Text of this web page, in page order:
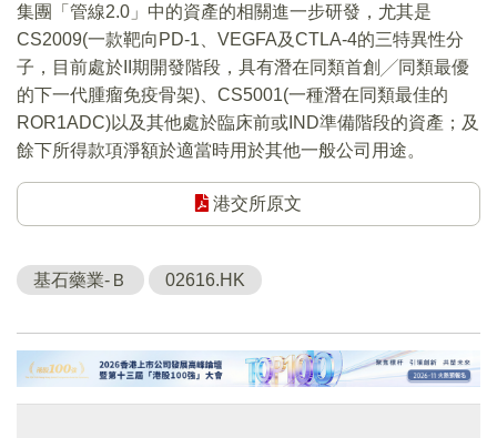
集團「管線2.0」中的資產的相關進一步研發，尤其是
CS2009(一款靶向PD-1、VEGFA及CTLA-4的三特異性分
子，目前處於II期開發階段，具有潛在同類首創╱同類最優
的下一代腫瘤免疫骨架)、CS5001(一種潛在同類最佳的
ROR1ADC)以及其他處於臨床前或IND準備階段的資產；及
餘下所得款項淨額於適當時用於其他一般公司用途。
港交所原文
基石藥業-Ｂ 02616.HK